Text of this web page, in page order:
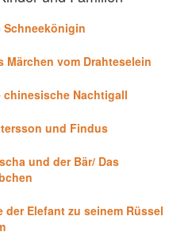
Schneekönigin
Märchen vom Drahteselein
chinesische Nachtigall
und Findus
und der Bär/ Das
der Elefant zu seinem Rüssel